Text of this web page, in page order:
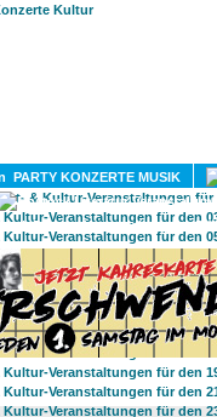
PARTY KONZERTE MUSIK